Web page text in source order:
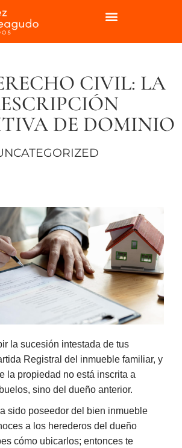
CIVIL: LA
DE DOMINIO
la sucesión intestada de tus
Registral del inmueble familiar, y
la propiedad no está inscrita a
sino del dueño anterior.
sido poseedor del bien inmueble
a los herederos del dueño
cómo ubicarlos; entonces te